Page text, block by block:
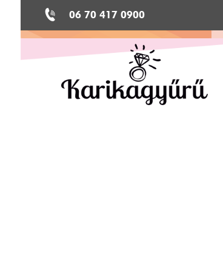
06 70 417 0900